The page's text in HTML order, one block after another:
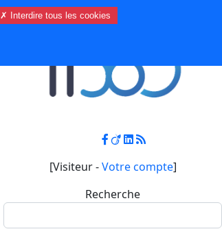
Mon compte
[Visiteur -Votre compte]
Recherche
✗ Interdire tous les cookies